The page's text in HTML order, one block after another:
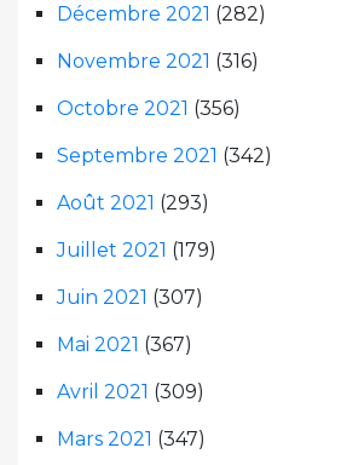
Décembre 2021 (282)
Novembre 2021 (316)
Octobre 2021 (356)
Septembre 2021 (342)
Août 2021 (293)
Juillet 2021 (179)
Juin 2021 (307)
Mai 2021 (367)
Avril 2021 (309)
Mars 2021 (347)